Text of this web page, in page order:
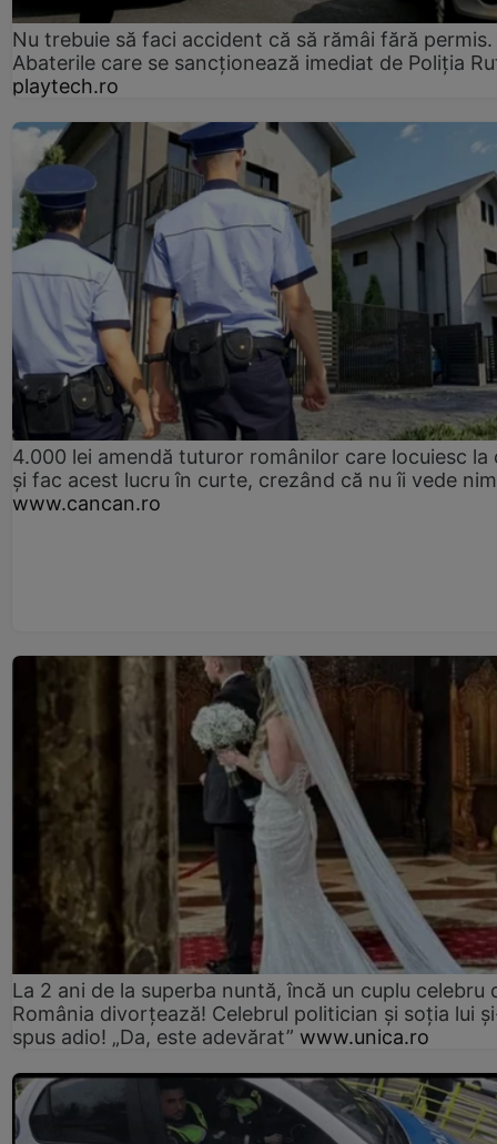
Nu trebuie să faci accident că să rămâi fără permis.
Abaterile care se sancționează imediat de Poliţia
playtech.ro
4.000 lei amendă tuturor românilor care locuiesc la
și fac acest lucru în curte, crezând că nu îi vede
www.cancan.ro
La 2 ani de la superba nuntă, încă un cuplu celebru
România divorțează! Celebrul politician și soția lui
spus adio! „Da, este adevărat” www.unica.ro